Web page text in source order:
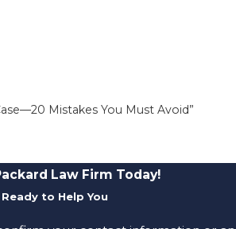
Mistakes You Must Avoid”
Law Firm Today!
to Help You